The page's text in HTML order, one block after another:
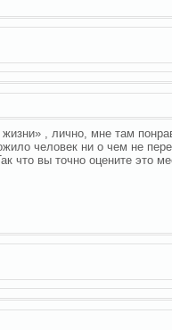
, лично, мне там
человек ни о чем не
что вы точно оцените это